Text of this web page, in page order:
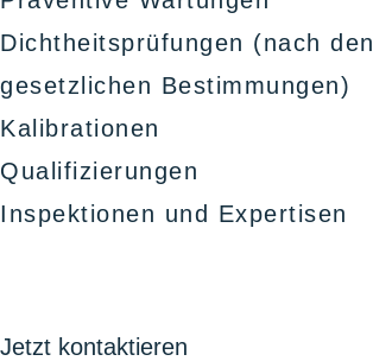
Dichtheitsprüfungen (nach den
gesetzlichen Bestimmungen)
Kalibrationen
Qualifizierungen
Inspektionen und Expertisen
Jetzt kontaktieren